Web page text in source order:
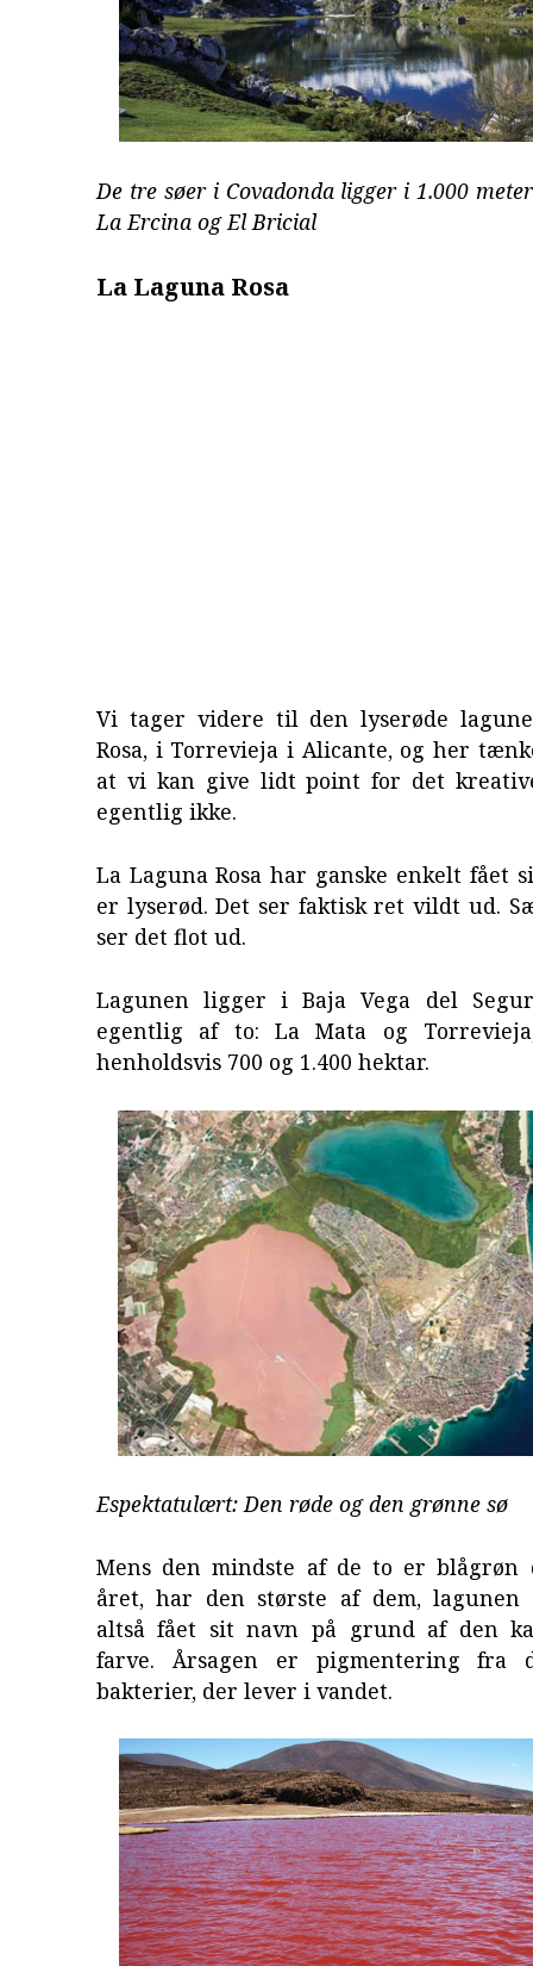
De tre søer i Covadonda ligger i 1.000
La Ercina og El Bricial
La Laguna Rosa
Vi tager videre til den lyserøde
Rosa, i Torrevieja i Alicante, og her
at vi kan give lidt point for det
egentlig ikke.
La Laguna Rosa har ganske enkelt fået
er lyserød. Det ser faktisk ret vildt ud.
ser det flot ud.
Lagunen ligger i Baja Vega del
egentlig af to: La Mata og
henholdsvis 700 og 1.400 hektar.
Espektatulært: Den røde og den grønne sø
Mens den mindste af de to er blågrøn
året, har den største af dem, lagunen
altså fået sit navn på grund af den
farve. Årsagen er pigmentering fra
bakterier, der lever i vandet.